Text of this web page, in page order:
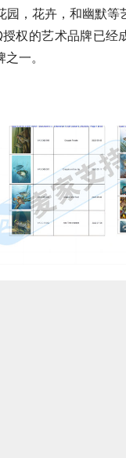
园，花卉，和幽默等
权的艺术品牌已经
一。